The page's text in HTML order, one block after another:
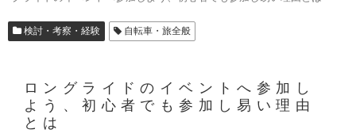
検討・考察・経験 自転車・旅全般
ロングライドのイベントへ参加し
よう、初心者でも参加し易い理由
とは